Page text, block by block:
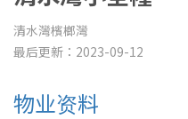
清水灣檳榔灣
最后更新：2023-09-12
物业资料